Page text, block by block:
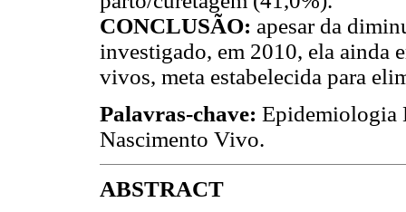
CONCLUSÃO: apesar da
investigado, em 2010, ela ainda
vivos, meta estabelecida para
Palavras-chave: Epidemiologia
Nascimento Vivo.
ABSTRACT